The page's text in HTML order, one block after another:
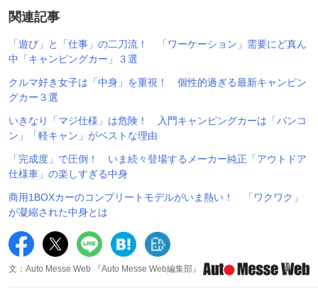
関連記事
「遊び」と「仕事」の二刀流！ 「ワーケーション」需要にど真ん
中「キャンピングカー」３選
クルマ好き女子は「中身」を重視！ 個性的過ぎる最新キャンピン
グカー３選
いきなり「マジ仕様」は危険！ 入門キャンピングカーは「バンコ
ン」「軽キャン」がベストな理由
「完成度」で圧倒！ いま続々登場するメーカー純正「アウトドア
仕様車」の楽しすぎる中身
商用1BOXカーのコンプリートモデルがいま熱い！ 「ワクワク」
が凝縮された中身とは
文：Auto Messe Web 『Auto Messe Web編集部』